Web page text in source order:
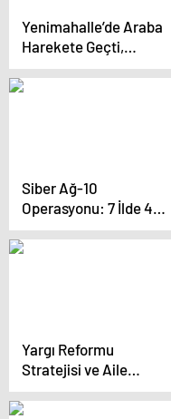
Yenimahalle’de Araba
Harekete Geçti,
Sürücüye Dev Ceza
Siber Ağ-10
Operasyonu: 7 İlde 48
Şüpheli Yakalandı
Yargı Reformu
Stratejisi ve Aile
Arabuluculuğu Sistemi
Tanıtıldı